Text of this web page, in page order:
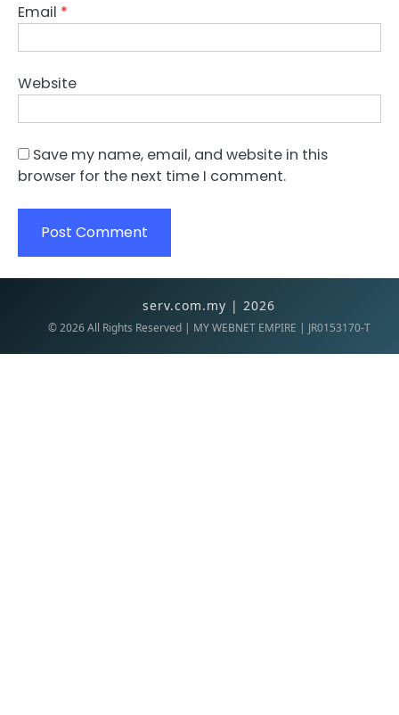
Email *
Website
Save my name, email, and website in this
browser for the next time I comment.
serv.com.my | 2026
©2026All Rights Reserved | MY WEBNET EMPIRE | JR0153170-T